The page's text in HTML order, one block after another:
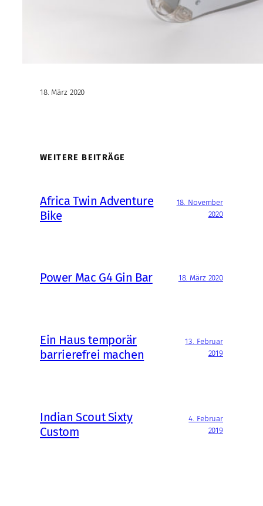
18. März 2020
WEITERE BEITRÄGE
Africa Twin Adventure
Bike
18. November
2020
Power Mac G4 Gin Bar 18. März 2020
Ein Haus temporär
barrierefrei machen
13. Februar
2019
Indian Scout Sixty
Custom
4. Februar
2019